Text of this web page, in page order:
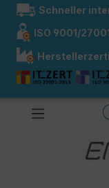
springen
Schneller
ISO 9001/